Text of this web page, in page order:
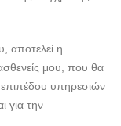
αποτελεί η
μου, που θα
υπηρεσιών
για την